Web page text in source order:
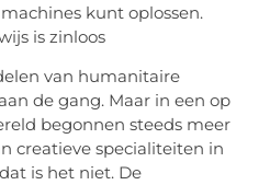
kunt oplossen.
is zinloos
van humanitaire
de gang. Maar in een op
begonnen steeds meer
creatieve specialiteiten in
is het niet. De